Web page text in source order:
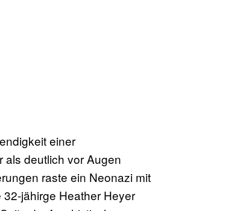
einer
deutlich vor Augen
raste ein Neonazi mit
jähirge Heather Heyer